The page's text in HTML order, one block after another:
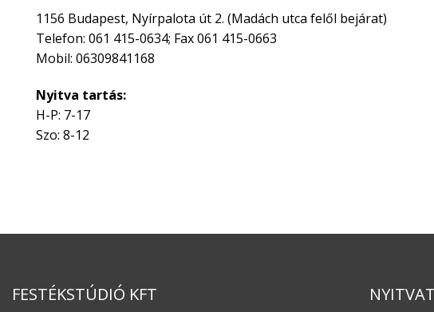
1156 Budapest, Nyírpalota út 2. (Madách utca felől bejárat)
Telefon: 061 415-0634; Fax 061 415-0663
Mobil: 06309841168
Nyitva tartás:
H-P: 7-17
Szo: 8-12
FESTÉKSTÚDIÓ KFT